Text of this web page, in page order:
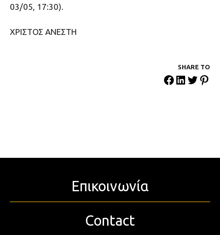
03/05, 17:30).
ΧΡΙΣΤΟΣ ΑΝΕΣΤΗ
SHARE ΤΟ
Επικοινωνία
Contact